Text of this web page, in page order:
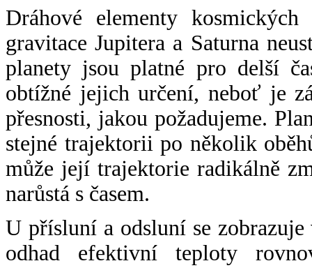
Dráhové elementy
gravitace Jupitera a Saturna
planety jsou platné pro delší
obtížné jejich určení, neboť je
přesnosti, jakou požadujeme.
stejné trajektorii po několik
může její trajektorie radikálně
narůstá s časem.
U přísluní a odsluní se
odhad efektivní teploty